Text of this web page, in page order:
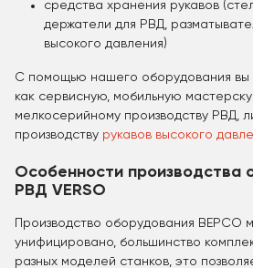
средства хранения рукавов
держатели для РВД,
высокого давления)
С помощью нашего оборудования вы
как сервисную, мобильную
мелкосерийному производству РВД,
производству рукавов высокого
Особенности производства
РВД VERSO
Производство оборудования ВЕРСО
унифицировано, большинство
разных моделей станков, это